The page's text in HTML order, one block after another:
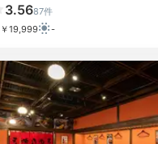
湯温泉を楽しめます。自
トリウム塩化物鉱泉で、
◎。パウダールームには
3.5687件
19,999
-